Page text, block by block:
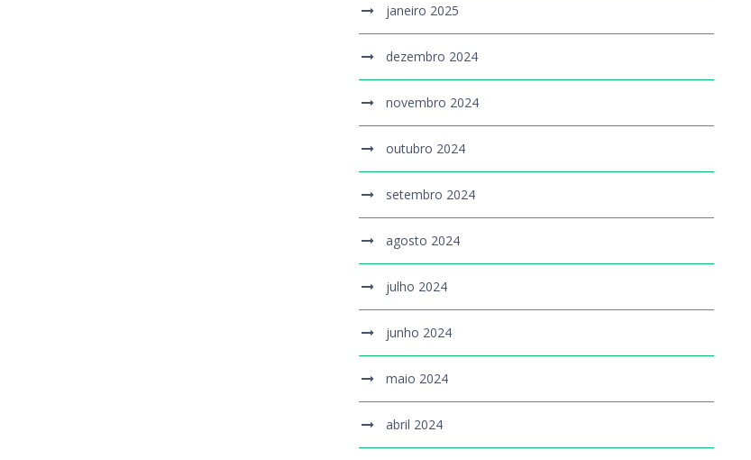
janeiro 2025
dezembro 2024
novembro 2024
outubro 2024
setembro 2024
agosto 2024
julho 2024
junho 2024
maio 2024
abril 2024